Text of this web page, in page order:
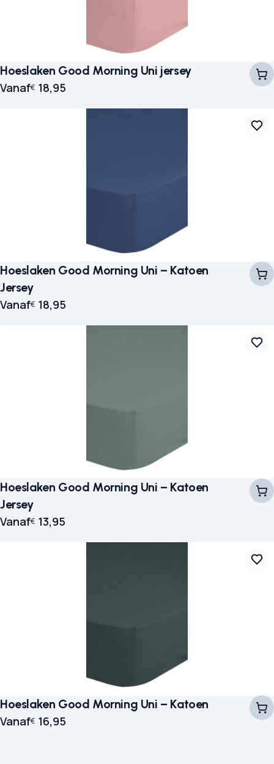
Hoeslaken Good Morning Uni jersey
Vanaf€ 18,95
Hoeslaken Good Morning Uni – Katoen
Jersey
Vanaf€ 18,95
Hoeslaken Good Morning Uni – Katoen
Jersey
Vanaf€ 13,95
Hoeslaken Good Morning Uni – Katoen
Vanaf€ 16,95